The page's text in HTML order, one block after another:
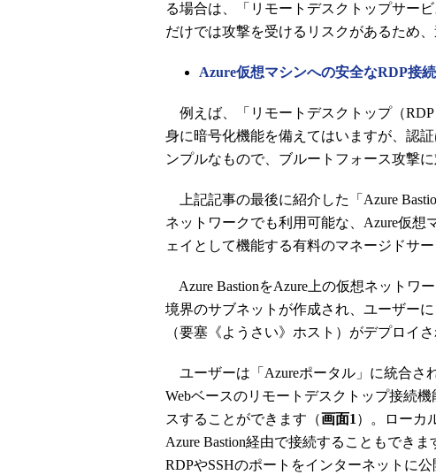
る場合は、「リモートデスクトップサー
だけでは攻撃を受けるリスクがあるため
Azure仮想マシンへの安全なRDP接
例えば、「リモートデスクトップ（RDP
身に暗号化機能を備えてはいますが、認
ンプルなもので、ブルートフォース攻撃
上記記事の最後に紹介した「Azure
ネットワークでも利用可能な、Azure仮想
ェイとして機能する有料のマネージドサー
Azure BastionをAzure上の仮想ネットワ
境界のサブネットが作成され、ユーザー
（要塞《ようさい》ホスト）がデプロイ
ユーザーは「Azureポータル」に統合さ
Webベースのリモートデスクトップ接続
スすることができます（画面1 ）。ローカ
Azure Bastion経由で接続することもできま
RDPやSSHのポートをインターネットに